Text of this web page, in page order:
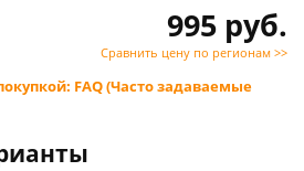
995 руб.
Сравнить цену по регионам >>
FAQ (Часто задаваемые